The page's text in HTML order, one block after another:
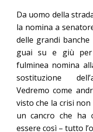
Da uomo della
la nomina a
delle grandi banche
guai su e giù
fulminea nomina
sostituzione
Vedremo come
visto che la crisi
un cancro che ha
essere così – tutto